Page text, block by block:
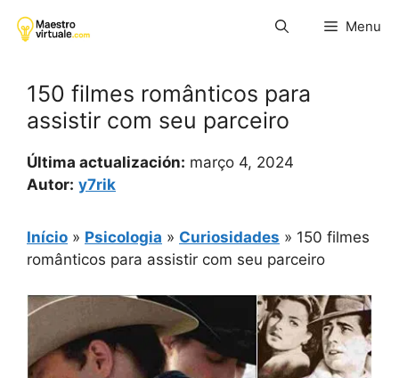
para
Menu
150 filmes românticos para
assistir com seu parceiro
Última actualización: março 4, 2024
Autor: y7rik
Início » Psicologia » Curiosidades » 150 filmes
românticos para assistir com seu parceiro